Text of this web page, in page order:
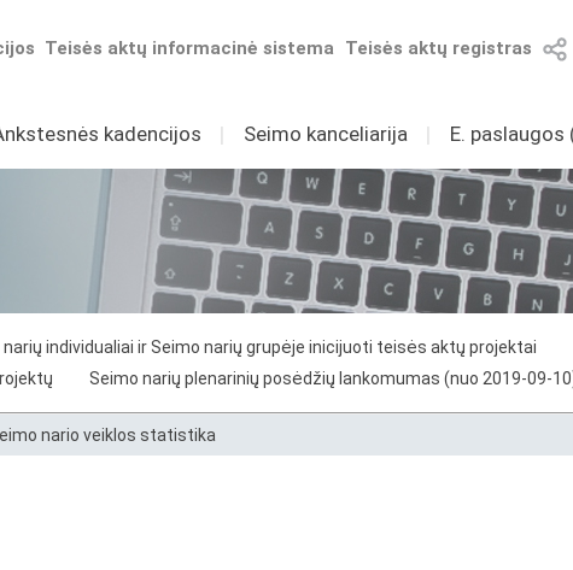
Teisės aktų registras
Teisės aktų informacinė sistema
kadencijos I Seimo kanceliarija I E. paslaugos
narių individualiai ir Seimo narių grupėje inicijuoti teisės aktų projektai
Seimo narių plenarinių posėdžių lankomumas (nuo 2019-09-
nario veiklos statistika